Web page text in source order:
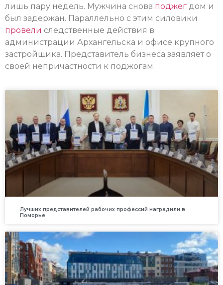
лишь пару недель. Мужчина снова поджег дом и
был задержан. Параллельно с этим силовики
провели следственные действия в
администрации Архангельска и офисе крупного
застройщика. Представитель бизнеса заявляет о
своей непричастности к поджогам.
Лучших представителей рабочих профессий наградили в
Поморье